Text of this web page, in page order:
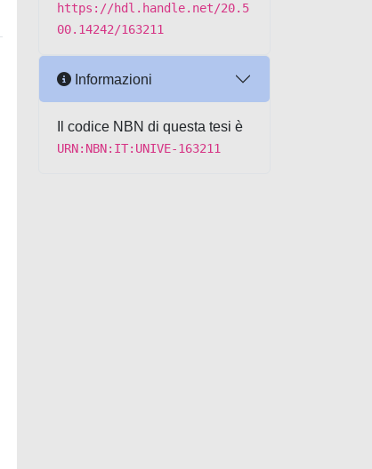
https://hdl.handle.net/20.5
00.14242/163211
Informazioni
Il codice NBN di questa tesi è
URN:NBN:IT:UNIVE-163211